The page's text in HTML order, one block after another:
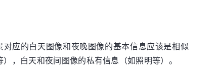
应的白天图像和夜晚图像的基本信息应该是相似
，白天和夜间图像的私有信息（如照明等）。